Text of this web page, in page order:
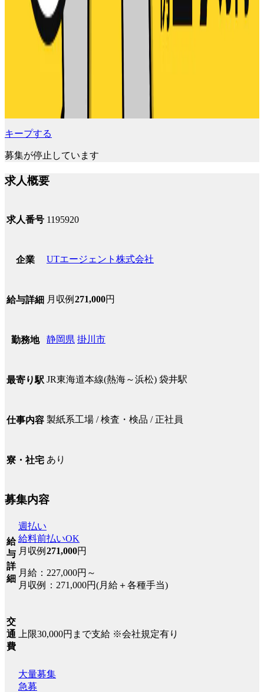
キープする
募集が停止しています
求人概要
求人番号 1195920
企業 UTエージェント株式会社
給与詳細 月収例 271,000円
勤務地 静岡県 掛川市
最寄り駅 JR東海道本線(熱海～浜松) 袋井駅
仕事内容 製紙系工場 / 検査・検品 / 正社員
寮・社宅 あり
募集内容
給
与
詳
細
週払い
給料前払いOK
月収例 271,000円
月給：227,000円～
月収例：271,000円(月給＋各種手当)
交
通
費
上限30,000円まで支給 ※会社規定有り
大量募集
急募